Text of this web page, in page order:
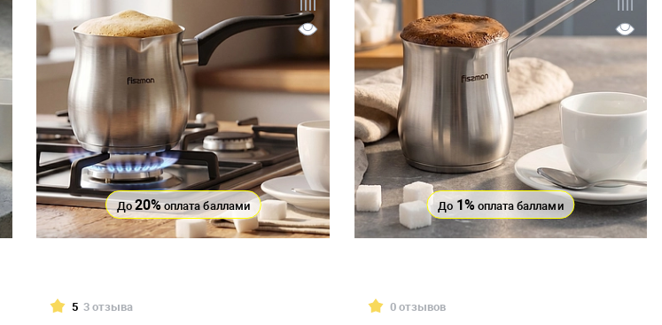
До20%оплата баллами
5 3 отзыва
До 1% оплата баллами
0 отзывов